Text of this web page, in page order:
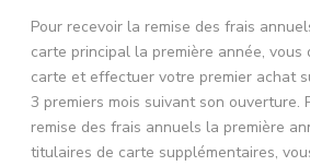
Pour recevoir la remise des frais
carte principal la première année, vous
carte et effectuer votre premier achat
3 premiers mois suivant son ouverture.
remise des frais annuels la première
titulaires de carte supplémentaires,